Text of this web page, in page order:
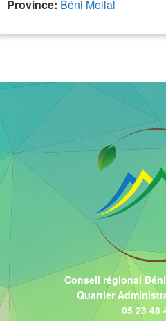
Province: Béni Mellal
Conseil régional
Quartier
05 23 48